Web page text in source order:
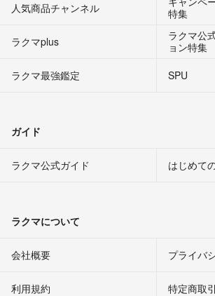
人気商品チャンネル
特集
ラクマplus
ラクマ公
ョン特集
ラクマ最強鑑定
SPU
ガイド
ラクマ公式ガイド はじめて
ラクマについて
会社概要 プライバ
利用規約 特定商取